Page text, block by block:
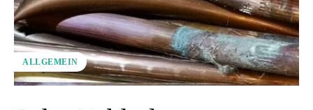
ALLGEMEIN